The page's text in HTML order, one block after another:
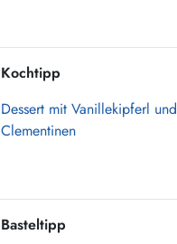
Kochtipp
Dessert mit Vanillekipferl und
Clementinen
Basteltipp